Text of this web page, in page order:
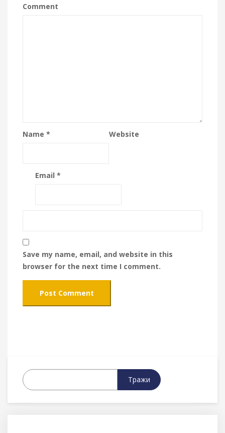
Comment
Name *
Email *
Website
Save my name, email, and website in this
browser for the next time I comment.
Тражи